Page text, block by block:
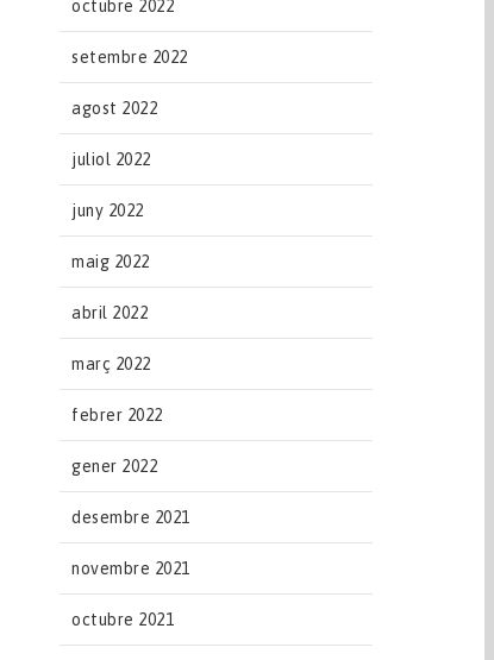
octubre 2022
setembre 2022
agost 2022
juliol 2022
juny 2022
maig 2022
abril 2022
març 2022
febrer 2022
gener 2022
desembre 2021
novembre 2021
octubre 2021